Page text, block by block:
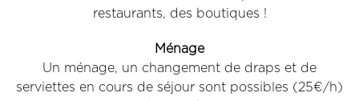
restaurants, des boutiques !
Ménage
Un ménage, un changement de draps et de
serviettes en cours de séjour sont possibles (25€/h)